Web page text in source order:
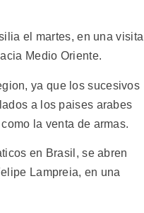
el martes, en una visita
Medio Oriente.
ya que los sucesivos
a los paises arabes
la venta de armas.
en Brasil, se abren
Lampreia, en una